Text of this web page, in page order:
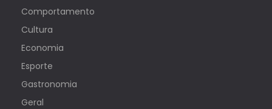
Comportamento
Cultura
Economia
Esporte
Gastronomia
Geral